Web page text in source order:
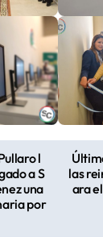
l
a S
una
por
las
ara